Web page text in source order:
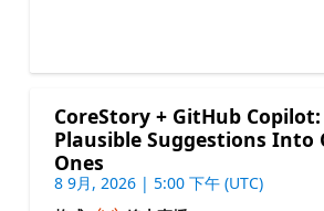
CoreStory + GitHub
Plausible Suggestions Into
Ones
8 9月, 2026 | 5:00 下午 (UTC)